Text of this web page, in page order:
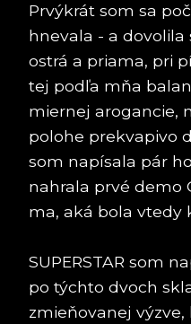
Prvýkrát som sa
hnevala - a
ostrá a priama, pri
tej podľa mňa
miernej arogancie,
polohe prekvapivo
som napísala pár
nahrala prvé demo
ma, aká bola vtedy
SUPERSTAR som
po týchto dvoch
zmieňovanej